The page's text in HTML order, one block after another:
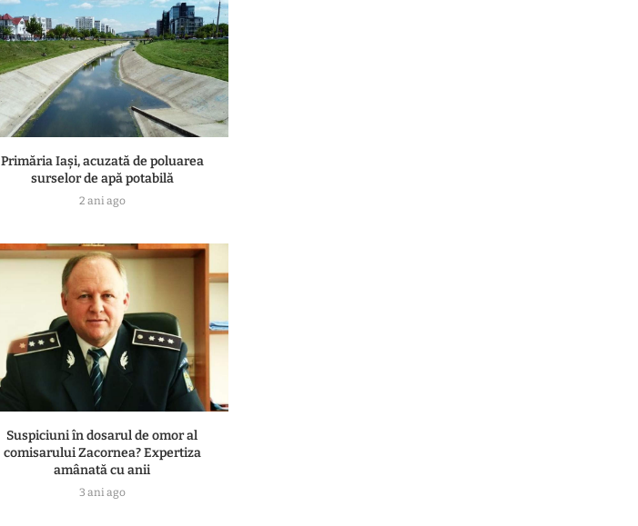
Primăria Iași, acuzată de poluarea
surselor de apă potabilă
2 ani ago
Suspiciuni în dosarul de omor al
comisarului Zacornea? Expertiza
amânată cu anii
3 ani ago